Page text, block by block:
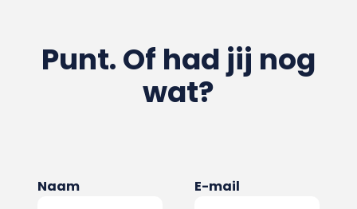
Punt. Of had jij nog
wat?
Naam E-mail